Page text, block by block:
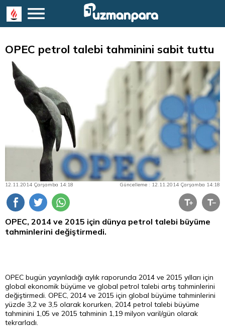
OPEC petrol talebi tahminini sabit tuttu
12.11.2014 Çarşamba 14:18 Güncelleme : 12.11.2014 Çarşamba 14:18
OPEC, 2014 ve 2015 için dünya petrol talebi büyüme
tahminlerini değiştirmedi.
OPEC bugün yayınladığı aylık raporunda 2014 ve 2015 yılları için
global ekonomik büyüme ve global petrol talebi artış tahminlerini
değiştirmedi. OPEC, 2014 ve 2015 için global büyüme tahminlerini
yüzde 3,2 ve 3,5 olarak korurken, 2014 petrol talebi büyüme
tahminini 1,05 ve 2015 tahminin 1,19 milyon varil/gün olarak
tekrarladı.